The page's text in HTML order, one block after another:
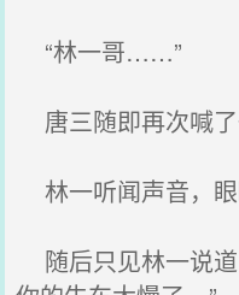
“林一哥……”
唐三随即再次喊了
林一听闻声音，眼
随后只见林一说